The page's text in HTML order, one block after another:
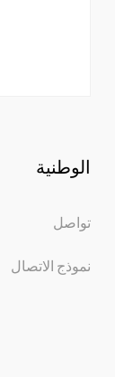
الوطنية
تواصل
نموذج الاتصال